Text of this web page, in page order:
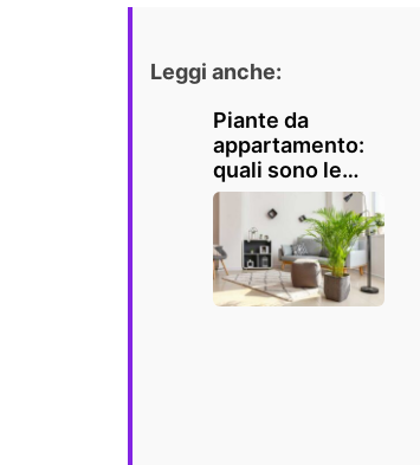
Leggi anche:
Piante da
appartamento:
quali sono le
migliori da
tenere in casa?